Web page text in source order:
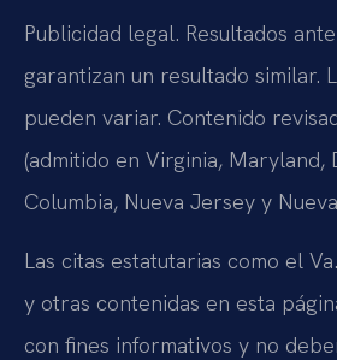
Publicidad legal. Resultados
garantizan un resultado similar.
pueden variar. Contenido
(admitido en Virginia, Maryland,
Columbia, Nueva Jersey y
Las citas estatutarias como el
y otras contenidas en esta
con fines informativos y no